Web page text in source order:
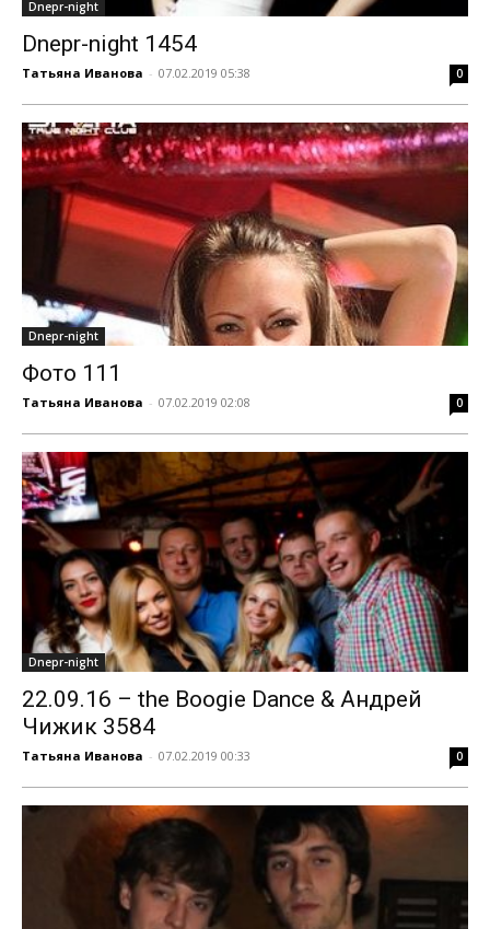
Dnepr-night
Dnepr-night 1454
Татьяна Иванова - 07.02.2019 05:38 0
Dnepr-night
Фото 111
Татьяна Иванова - 07.02.2019 02:08 0
Dnepr-night
22.09.16 – the Boogie Dance & Андрей
Чижик 3584
Татьяна Иванова - 07.02.2019 00:33 0